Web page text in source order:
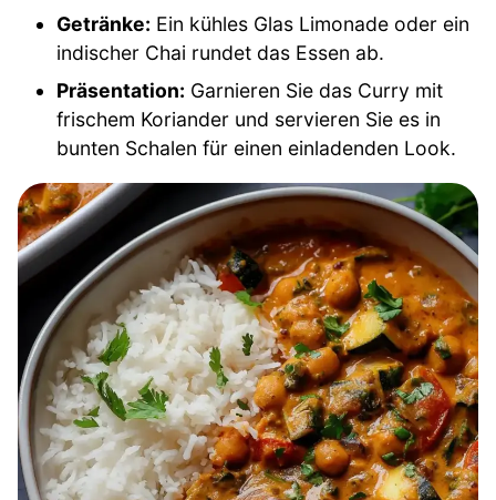
Getränke: Ein kühles Glas Limonade oder ein
indischer Chai rundet das Essen ab.
Präsentation: Garnieren Sie das Curry mit
frischem Koriander und servieren Sie es in
bunten Schalen für einen einladenden Look.